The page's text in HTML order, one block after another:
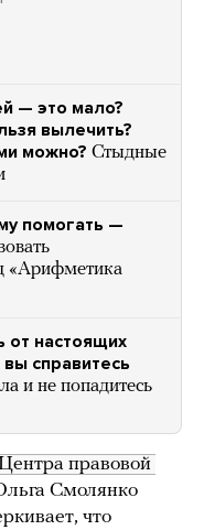
— это мало?
вылечить?
можно? Стыдные
помогать —
«Арифметика
от настоящих
справитесь
и не попадитесь
правовой
Смолянко
что